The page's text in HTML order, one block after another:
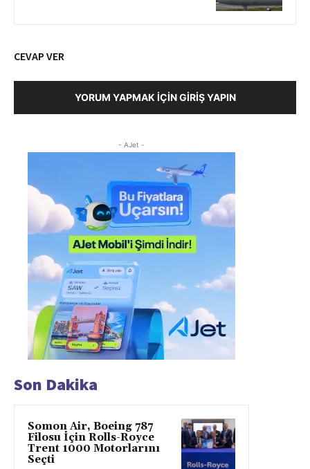
CEVAP VER
YORUM YAPMAK İÇIN GIRIŞ YAPIN
- AJet -
Son Dakika
Somon Air, Boeing 787
Filosu İçin Rolls-Royce
Trent 1000 Motorlarını
Seçti